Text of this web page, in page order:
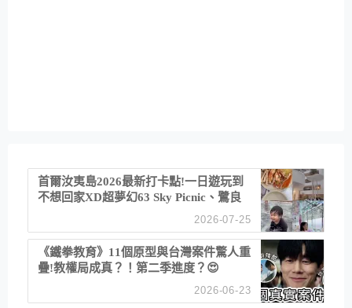
首爾汝夷島2026最新打卡點!一日遊玩到
不想回家XD超夢幻63 Sky Picnic、鷺良
津帝王蟹大餐、《淚之女王》拍攝地、漢
2026-07-25
《鐵拳教育》11個原型與台灣案件驚人重
疊!教權局成真？！第二季進度？😍
2026-06-23